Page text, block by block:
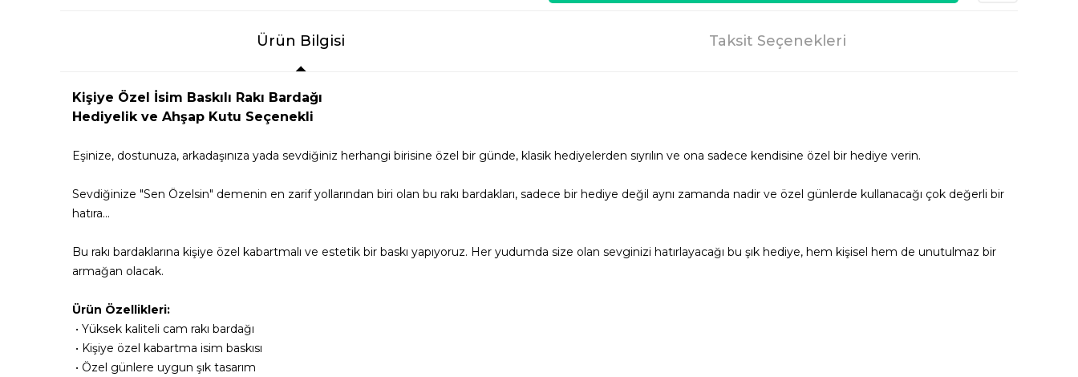
Ürün Bilgisi Taksit Seçenekleri
Kişiye Özel İsim Baskılı Rakı Bardağı
Hediyelik ve Ahşap Kutu Seçenekli
Eşinize, dostunuza, arkadaşınıza yada sevdiğiniz herhangi birisine özel bir günde, klasik hediyelerden sıyrılın ve ona sadece kendisine özel bir hediye verin.
Sevdiğinize "Sen Özelsin" demenin en zarif yollarından biri olan bu rakı bardakları, sadece bir hediye değil aynı zamanda nadir ve özel günlerde kullanacağı çok değerli bir
hatıra...
Bu rakı bardaklarına kişiye özel kabartmalı ve estetik bir baskı yapıyoruz. Her yudumda size olan sevginizi hatırlayacağı bu şık hediye, hem kişisel hem de unutulmaz bir
armağan olacak.
Ürün Özellikleri:
• Yüksek kaliteli cam rakı bardağı
• Kişiye özel kabartma isim baskısı
• Özel günlere uygun şık tasarım